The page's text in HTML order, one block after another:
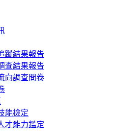
蹤結果報告
查結果報告
向調查問卷
能檢定
才能力鑑定